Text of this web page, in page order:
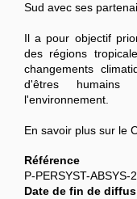
Sud avec ses
Il a pour objectif
des régions
changements
d'êtres
l'environnement.
En savoir plus sur le
Référence
P-PERSYST-
Date de fin de